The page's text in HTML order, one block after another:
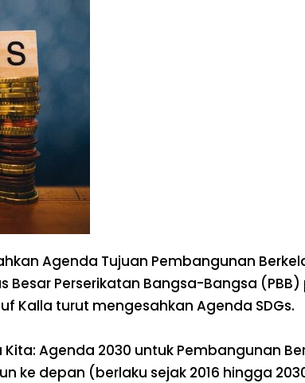
Agenda Tujuan Pembangunan
Perserikatan Bangsa-Bangsa
Kalla turut mengesahkan Agenda SDGs.
Agenda 2030 untuk Pembangunan
ke depan (berlaku sejak 2016 hingga